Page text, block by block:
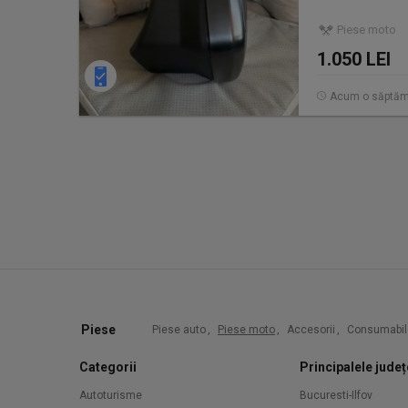
Piese moto
1.050 LEI
Acum o
Piese Piese auto , Piese moto , Accesorii ,
Categorii
Autoturisme
Principalele
Bucuresti-Ilfov